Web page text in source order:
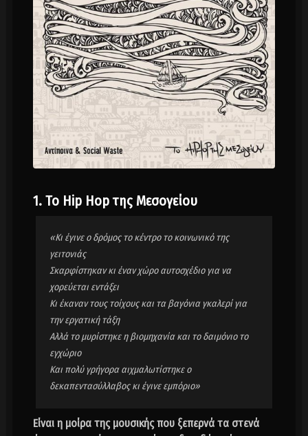
1. To Ηip Hop της Μεσογείου
«Κι έγινε ο δρόμος το κέντρο το κοινωνικό της
γειτονιάς
Σκαρφίστηκαν κι έναν χώρο αυτοσχέδιο για να
χορεύεται εντάξει
Κι έκαναν τους τοίχους και τα βαγόνια γκαλερί για
την εργατική τάξη
Αλλά το μυρίστηκε η βιομηχανία και το δαιμόνιο το
εγχώριο
Και πολύ γρήγορα αιχμαλωτίστηκε ο
δεκαπεντασύλλαβος κι έγινε εμπόριο»
Είναι η μοίρα της μουσικής που ξεπερνά τα στενά